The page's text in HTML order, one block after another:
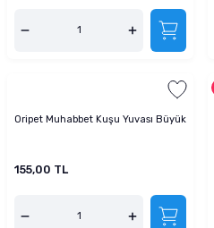
Oripet Muhabbet Kuşu Yuvası Büyük
155,00 TL